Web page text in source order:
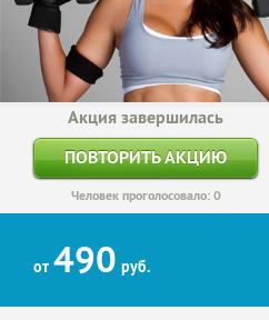
Акция завершилась
ПОВТОРИТЬ АКЦИЮ
Человек проголосовало: 0
от 490 руб.